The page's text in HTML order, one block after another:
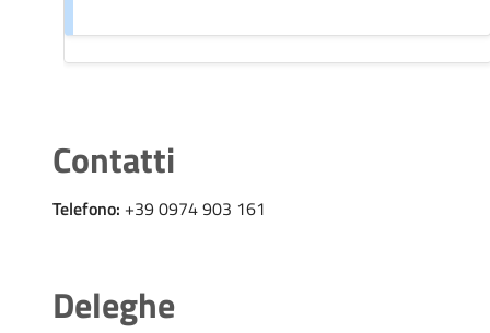
Contatti
Telefono: +39 0974 903 161
Deleghe